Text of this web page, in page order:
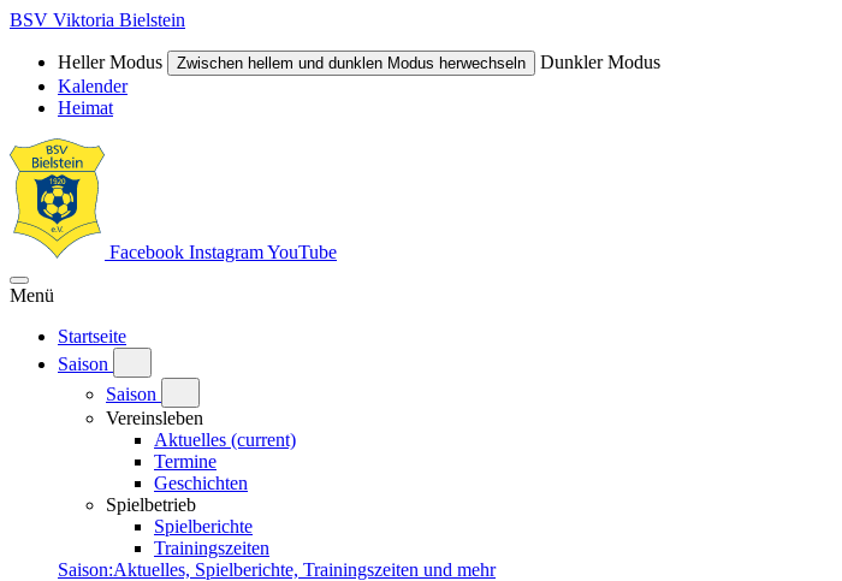
BSV Viktoria Bielstein
Heller Modus Zwischen hellem und dunklen Modus herwechseln
Dunkler Modus
Kalender
Heimat
Facebook InstagramYouTube
Menü
Startseite
Saison
Saison
Vereinsleben
Aktuelles (current)
Termine
Geschichten
Spielbetrieb
Spielberichte
Trainingszeiten
Saison:Aktuelles, Spielberichte, Trainingszeiten und mehr